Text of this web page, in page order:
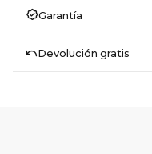
Garantía
Devolución gratis